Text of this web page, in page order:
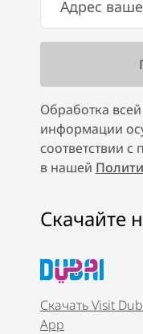
Обработка
информации
соответствии
в нашей
Скачайте
Скачать Visit
App